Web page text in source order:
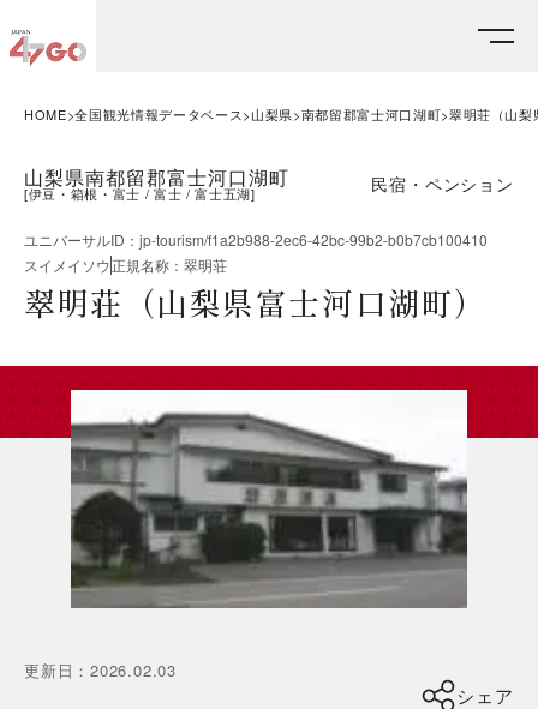
HOME 全国観光情報データベース 山梨県 南都留郡富士河口湖町 翠明荘（山梨
山梨県南都留郡富士河口湖町
[伊豆・箱根・富士 富士 富士五湖] 民宿・ペンション
ユニバーサルID ： jp-tourism/f1a2b988-2ec6-42bc-99b2-b0b7cb100410
スイメイソウ正規名称 ： 翠明荘
翠明荘（山梨県富士河口湖町）
更新日 ：2026.02.03
シェア